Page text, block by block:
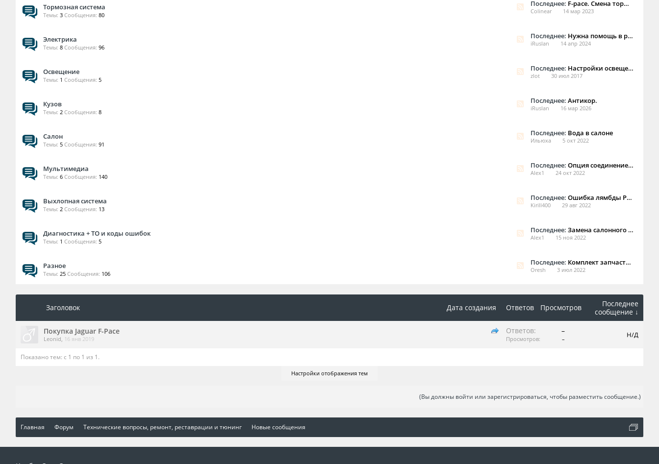
Тормозная система
Темы: 3 Сообщения: 80
Последнее: F-pace. Смена тормозных колодок.
Colinear 14 мар 2023
Электрика
Темы: 8 Сообщения: 96
Последнее: Нужна помощь в распиновке блоков
iRuslan 14 апр 2024
Освещение
Темы: 1 Сообщения: 5
Последнее: Настройки освещения салона и багажника? Где они?
zlot 30 июл 2017
Кузов
Темы: 2 Сообщения: 8
Последнее: Антикор.
iRuslan 16 мар 2026
Салон
Темы: 5 Сообщения: 91
Последнее: Вода в салоне
Ильюха 5 окт 2022
Мультимедиа
Темы: 6 Сообщения: 140
Последнее: Опция соединение смартфона
Alex1 24 окт 2022
Выхлопная система
Темы: 2 Сообщения: 13
Последнее: Ошибка лямбды Р0162.
Kirill400 29 авг 2022
Диагностика + ТО и коды ошибок
Темы: 1 Сообщения: 5
Последнее: Замена салонного фильтра Jaguar F-Pace.
Alex1 15 ноя 2022
Разное
Темы: 25 Сообщения: 106
Последнее: Комплект запчастей на f-pace
Oresh 3 июл 2022
Заголовок Дата создания Ответов Просмотров
Последнее
сообщение ↓
Покупка Jaguar F-Pace
Leonid, 16 янв 2019
Ответов: –
Просмотров: – Н/Д
Показано тем: с 1 по 1 из 1.
Настройки отображения тем
(Вы должны войти или зарегистрироваться, чтобы разместить сообщение.)
Главная Форум Технические вопросы, ремонт, реставрации и тюнинг Новые сообщения